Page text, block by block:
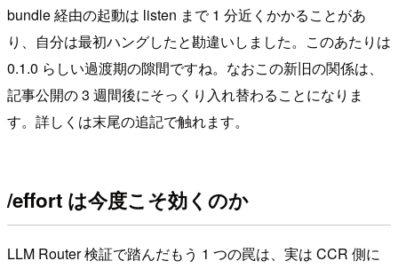
bundle 経由の起動は listen まで 1 分近くかかることがあ
り、自分は最初ハングしたと勘違いしました。このあたりは
0.1.0 らしい過渡期の隙間ですね。なおこの新旧の関係は、
記事公開の 3 週間後にそっくり入れ替わることになりま
す。詳しくは末尾の追記で触れます。
/effort は今度こそ効くのか
LLM Router 検証で踏んだもう 1 つの罠は、実は CCR 側に